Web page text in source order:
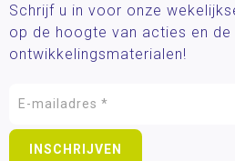
Schrijf u in voor onze
op de hoogte van acties en de
ontwikkelingsmaterialen!